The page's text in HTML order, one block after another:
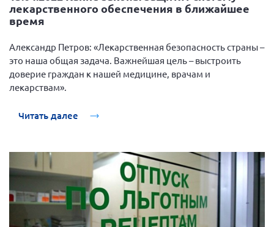
лекарственного обеспечения в ближайшее
время
Александр Петров: «Лекарственная безопасность страны –
это наша общая задача. Важнейшая цель – выстроить
доверие граждан к нашей медицине, врачам и
лекарствам».
Читать далее